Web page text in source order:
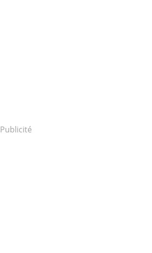
Publicité